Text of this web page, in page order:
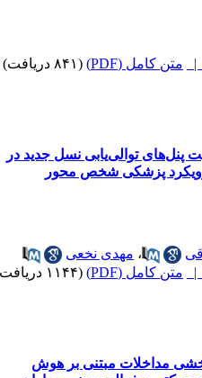
متن کامل (PDF) (۸۴۱ دریافت)
پنل‌های توالی‌یابی نسل جدید در
پزشکی شخص محور
،مهدی نخعی
متن کامل (PDF) (۱۱۴۴ دریافت)
مداخلات مبتنی بر هوش